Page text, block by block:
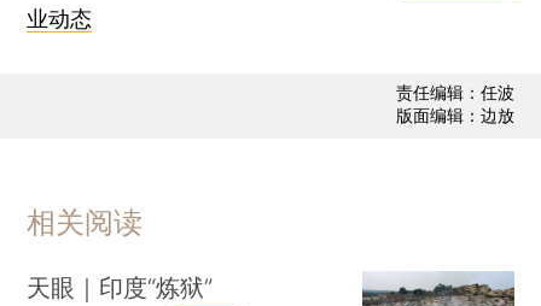
业动态
责任编辑：任波
版面编辑：边放
相关阅读
天眼｜印度“炼狱”